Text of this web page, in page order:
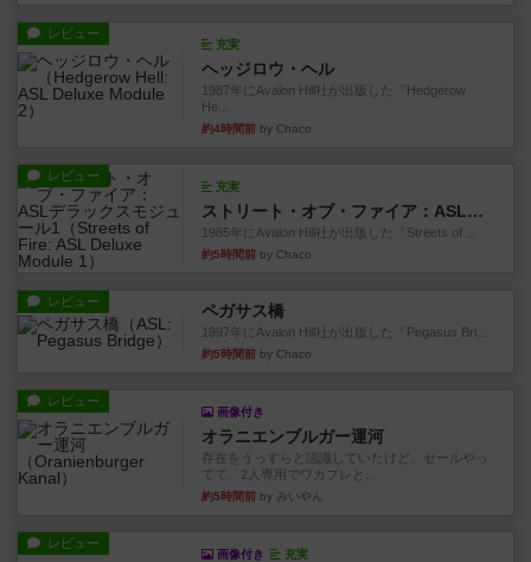
レビュー
充実
ヘッジロウ・ヘル
1987年にAvalon Hill社が出版した『Hedgerow
He...
約4時間前 by Chaco
レビュー
充実
ストリート・オブ・ファイア：ASLデラックスモジュール1
1985年にAvalon Hill社が出版した『Streets of ...
約5時間前 by Chaco
レビュー ペガサス橋
1997年にAvalon Hill社が出版した『Pegasus Bri...
約5時間前 by Chaco
レビュー
画像付き
オラニエンブルガー運河
存在をうっすらと認識していたけど、セールやっ
てて、2人専用でワカプレと...
約5時間前 by みいやん
レビュー
画像付き 充実